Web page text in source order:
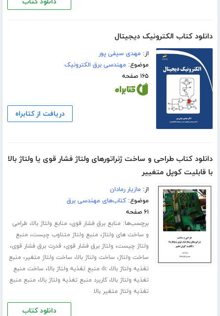
دانلود کتاب الکترونیک دیجیتال
از: مهدی سیفی پور
موضوع: مهندسی برق الکترونیک
۱۶۵ صفحه
دریافت از کتابراه
دانلود کتاب طراحی و ساخت ژنراتورهای ولتاژ فشار قوی یا ولتاژ بالا
با قابلیت کوپل متغییر
از: مازیار رمادان
موضوع:کتاب‌های مهندسی برق
۶۱ صفحه
برچسب‌ها: منابع برق فشار قوی، منابع ولتاژ بالا، طراحی
و ساخت های ولتاژ، منبع ولتاژ متناوب چیست، منبع
ولتاژ چیست، ولتاژ برق فشار قوی، قدرت برق فشار قوی،
ساخت ولتاژ، ساخت ولتاژ بالا، ساخت ولتاژ متغیر، منبع
تغذیه ولتاژ بالا،dc منبع تغذیه ولتاژ بالا ، ساخت منبع
تغذیه ولتاژ بالا،کاربرد منبع تغذیه ولتاژ بالا، منبع منبع
تغذیه ولتاژ متغیر بالا
دانلود کتاب